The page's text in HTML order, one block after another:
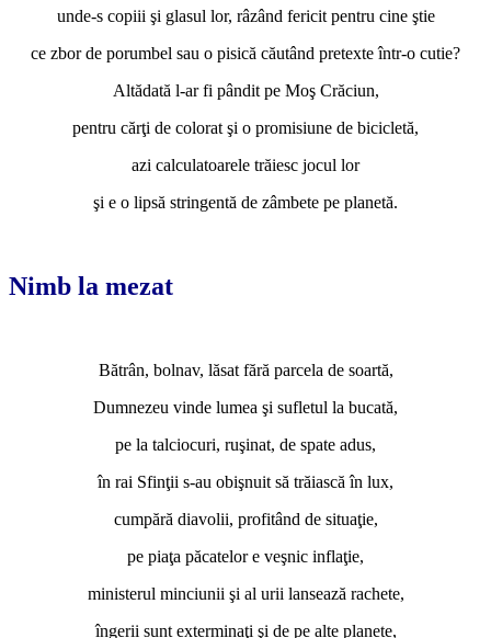
unde-s copiii şi glasul lor, râzând fericit pentru cine ştie
ce zbor de porumbel sau o pisică căutând pretexte într-o cutie?
Altădată l-ar fi pândit pe Moş Crăciun,
pentru cărţi de colorat şi o promisiune de bicicletă,
azi calculatoarele trăiesc jocul lor
şi e o lipsă stringentă de zâmbete pe planetă.
Nimb la mezat
Bătrân, bolnav, lăsat fără parcela de soartă,
Dumnezeu vinde lumea şi sufletul la bucată,
pe la talciocuri, ruşinat, de spate adus,
în rai Sfinţii s-au obişnuit să trăiască în lux,
cumpără diavolii, profitând de situaţie,
pe piaţa păcatelor e veşnic inflaţie,
ministerul minciunii şi al urii lansează rachete,
îngerii sunt exterminaţi şi de pe alte planete,